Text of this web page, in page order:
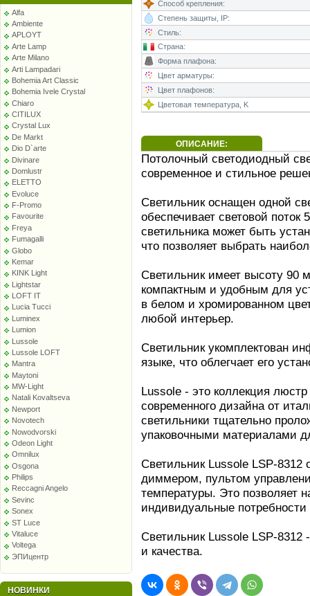
Alfa
Ambiente
APLOYT
Arte Lamp
Arte Milano
Arti Lampadari
Bohemia Art Classic
Bohemia Ivele Crystal
Chiaro
CITILUX
Crystal Lux
De Markt
Dio D`arte
Divinare
Domlustr
ELETTO
Evoluce
F-Promo
Favourite
Freya
Fumagalli
Globo
Kemar
KINK Light
Lightstar
LOFT IT
Lucia Tucci
Luminex
Lumion
Lussole
Lussole LOFT
Mantra
Maytoni
MW-Light
Natali Kovaltseva
Newport
Novotech
Nowodvorski
Odeon Light
Omnilux
Osgona
Philips
Reccagni Angelo
Sevinc
Sonex
ST Luce
Vitaluce
Voltega
ЭПИцентр
НОВИНКИ
Способ крепления:
Степень защиты, IP:
Стиль:
Страна:
Форма плафона:
Цвет арматуры:
Цвет плафонов:
Цветовая температура, K
ОПИСАНИЕ:
Потолочный светодиодный
современное и стильное
Светильник оснащен одной
обеспечивает световой
светильника может быть
что позволяет выбрать
Светильник имеет высоту 90
компактным и удобным для
в белом и хромированном
любой интерьер.
Светильник укомплектован
языке, что облегчает его
Lussole - это коллекция
современного дизайна от
светильники тщательно
упаковочными материалами
Светильник Lussole LSP-
диммером, пультом
температуры. Это позволяет
индивидуальные
Светильник Lussole LSP-8312
и качества.